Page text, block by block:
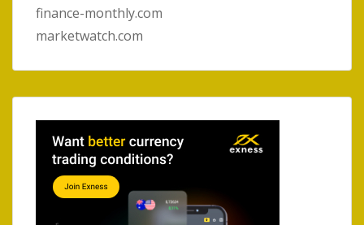
finance-monthly.com
marketwatch.com